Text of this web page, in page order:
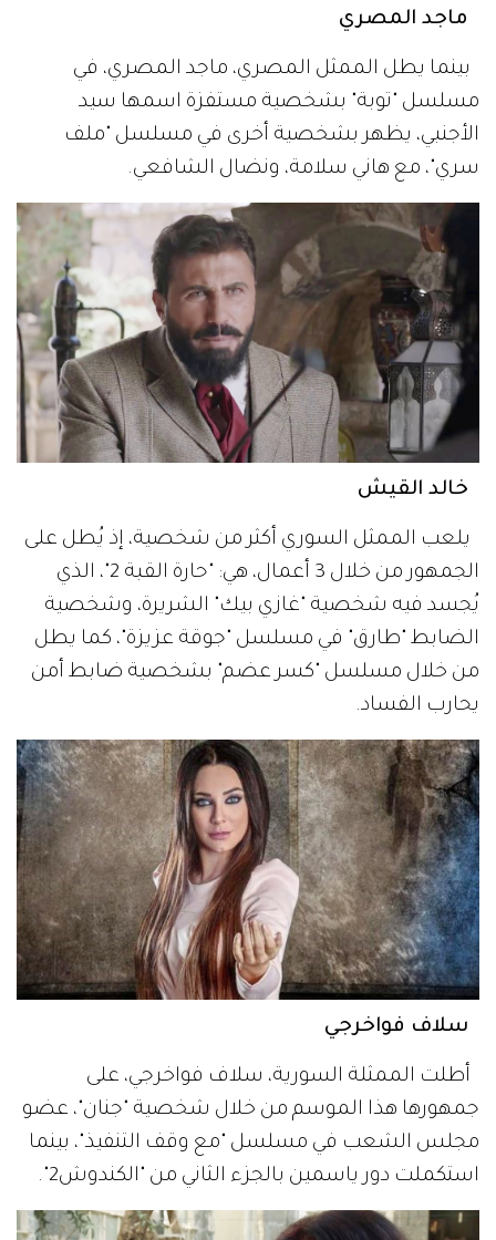
ماجد المصري
بينما يطل الممثل المصري، ماجد المصري، في
مسلسل "توبة" بشخصية مستفزة اسمها سيد
الأجنبي، يظهر بشخصية أخرى في مسلسل "ملف
سري"، مع هاني سلامة، ونضال الشافعي.
خالد القيش
يلعب الممثل السوري أكثر من شخصية، إذ يُطل على
الجمهور من خلال 3 أعمال، هي: "حارة القبة 2"، الذي
يُجسد فيه شخصية "غازي بيك" الشريرة، وشخصية
الضابط "طارق" في مسلسل "جوقة عزيزة"، كما يطل
من خلال مسلسل "كسر عضم" بشخصية ضابط أمن
يحارب الفساد.
سلاف فواخرجي
أطلت الممثلة السورية، سلاف فواخرجي، على
جمهورها هذا الموسم من خلال شخصية "جنان"، عضو
مجلس الشعب في مسلسل "مع وقف التنفيذ"، بينما
استكملت دور ياسمين بالجزء الثاني من "الكندوش2".